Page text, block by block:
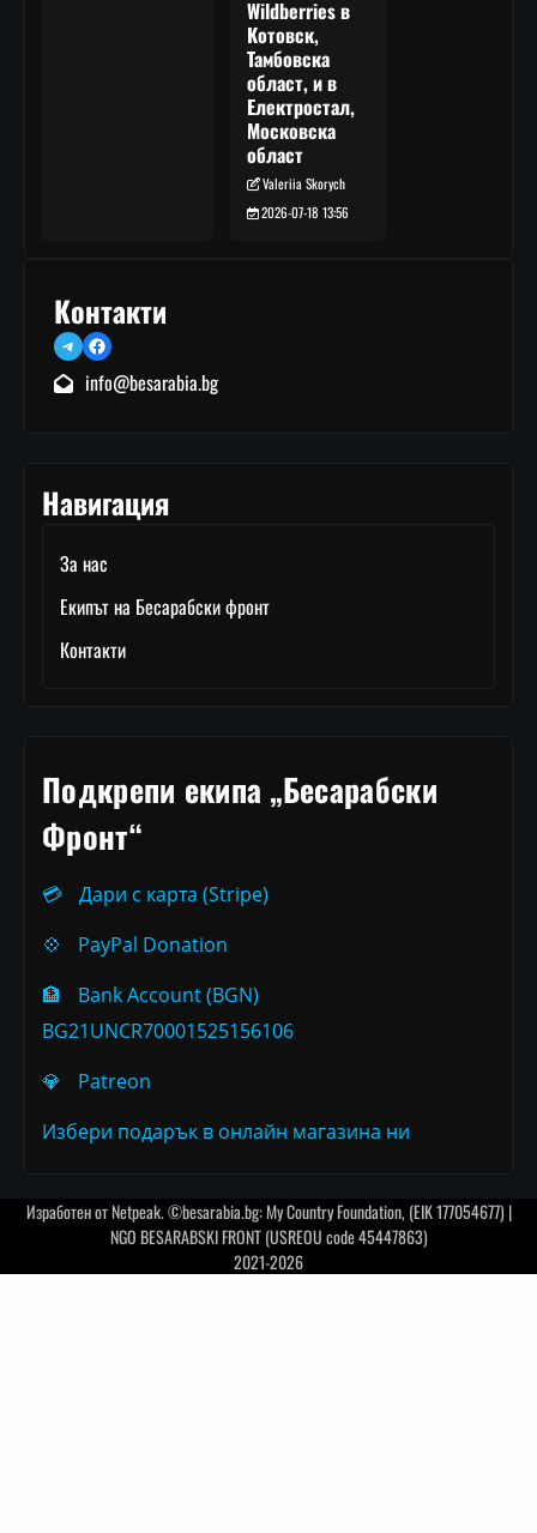
Wildberries в
Котовск,
Тамбовска
област, и в
Електростал,
Московска
област
Valeriia Skorych
2026-07-18 13:56
Контакти
TelegramFacebook
info@besarabia.bg
Навигация
За нас
Екипът на Бесарабски фронт
Контакти
Подкрепи екипа „Бесарабски
Фронт“
💳
Дари с карта (Stripe)
💠
PayPal Donation
🏦
Bank Account (BGN)
BG21UNCR70001525156106
💎
Patreon
Избери подарък в онлайн магазина ни
Изработен отNetpeak. ©besarabia.bg: My Country Foundation, (EIK 177054677) |
NGO BESARABSKI FRONT (USREOU code 45447863)
2021-2026